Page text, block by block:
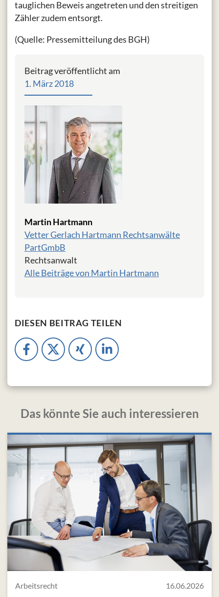
tauglichen Beweis angetreten und den streitigen
Zähler zudem entsorgt.
(Quelle: Pressemitteilung des BGH)
Beitrag veröffentlicht am
1. März 2018
Martin Hartmann
Vetter Gerlach Hartmann Rechtsanwälte
PartGmbB
Rechtsanwalt
Alle Beiträge von Martin Hartmann
DIESEN BEITRAG TEILEN
Das könnte Sie auch interessieren
Arbeitsrecht 16.06.2026